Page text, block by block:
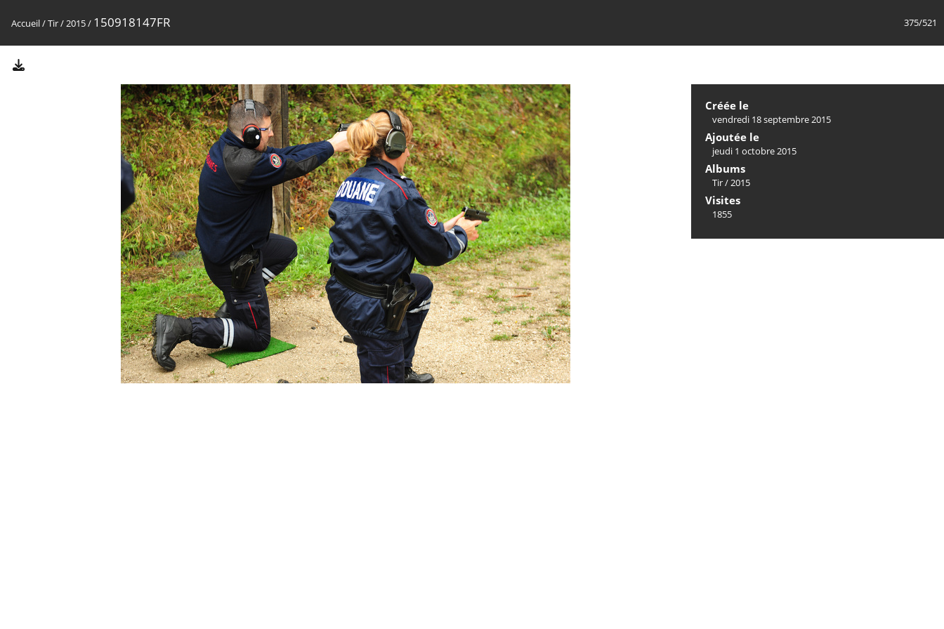
375/521
Accueil/Tir/2015/ 150918147FR
Créée le
vendredi 18 septembre 2015
Ajoutée le
jeudi 1 octobre 2015
Albums
Tir/2015
Visites
1855